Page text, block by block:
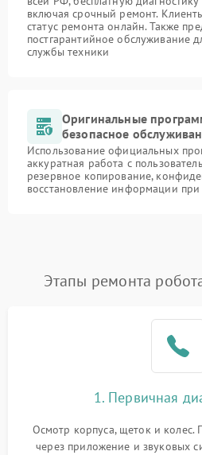
включая срочный ремонт.
статус ремонта онлайн. Также
постгарантийное обслуживание
службы техники
Оригинальные
безопасное
Использование официальных
аккуратная работа с
резервное копирование,
восстановление информации
Этапы ремонта
1. Первичная
Осмотр корпуса, щеток и
через приложение и звуковых